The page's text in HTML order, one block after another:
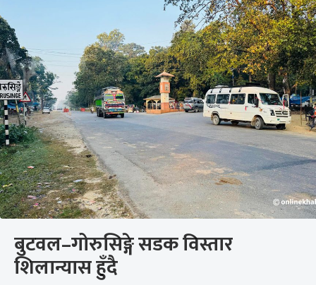
बुटवल–गोरुसिङ्गे सडक विस्तार
शिलान्यास हुँदै